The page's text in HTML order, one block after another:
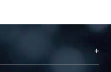
+